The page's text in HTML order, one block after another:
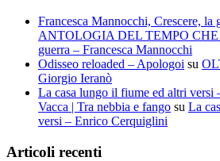
Francesca Mannocchi, Crescere, la
ANTOLOGIA DEL TEMPO CHE
guerra – Francesca Mannocchi
Odisseo reloaded – Apologoi su
Giorgio Ieranò
La casa lungo il fiume ed altri versi
Vacca | Tra nebbia e fango su La
versi – Enrico Cerquiglini
Articoli recenti